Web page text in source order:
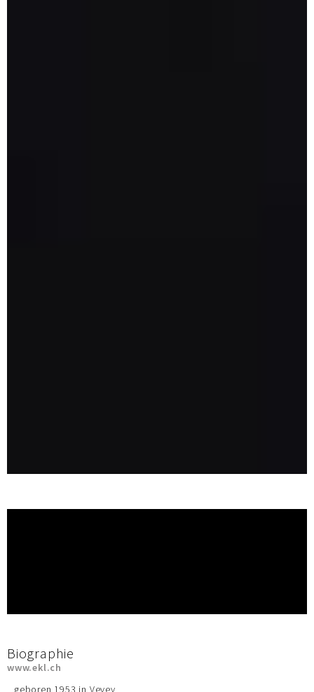
Biographie
www.ekl.ch
geboren 1953 in Vevey